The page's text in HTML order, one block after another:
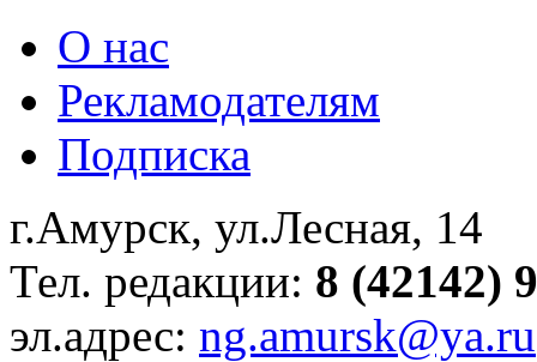
О нас
Рекламодателям
Подписка
г.Амурск, ул.Лесная, 14
Тел. редакции: 8 (42142)
эл.адрес: ng.amursk@ya.ru